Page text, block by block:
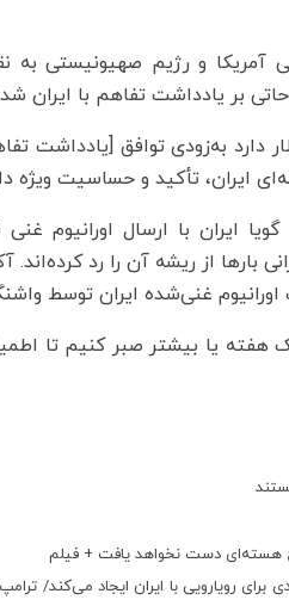
آمریکا و رژیم صهیونیستی به
بر یادداشت تفاهم با ایران
دارد به‌زودی توافق [یادداشت
ایران، تأکید و حساسیت ویژه
با ارسال اورانیوم غنی‌
بارها از ریشه آن را رد
اورانیوم غنی‌شده ایران توسط
هفته یا بیشتر صبر کنیم تا
هسته‌ای دست نخواهد یافت + فیلم
برای رویارویی با ایران ایجاد می‌کند/